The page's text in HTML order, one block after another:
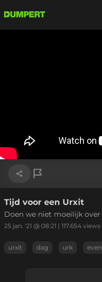
Link kopiëren
Tijd voor een Urxit
Doen we niet moeilijk over
25 jan. '21 @ 08:21 | 117.654 views
urxit dag urk even